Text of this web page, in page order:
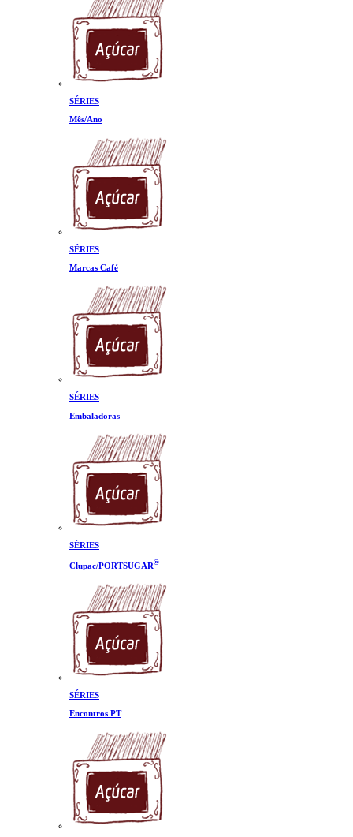
SÉRIES
Mês/Ano
SÉRIES
Marcas Café
SÉRIES
Embaladoras
SÉRIES
Clupac/PORTSUGAR®
SÉRIES
Encontros PT